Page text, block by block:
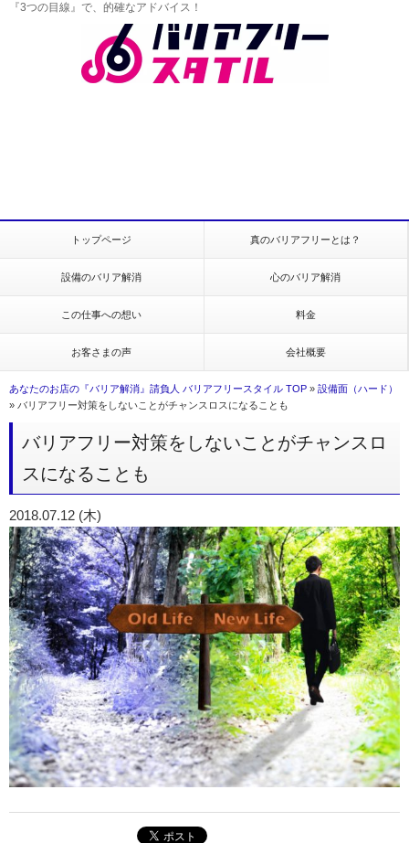
『3つの目線』で、的確なアドバイス！
トップページ 真のバリアフリーとは？
設備のバリア解消 心のバリア解消
この仕事への想い 料金
お客さまの声 会社概要
あなたのお店の『バリア解消』請負人 バリアフリースタイル TOP » 設備面（ハード）
» バリアフリー対策をしないことがチャンスロスになることも
バリアフリー対策をしないことがチャンスロ
スになることも
2018.07.12 (木)